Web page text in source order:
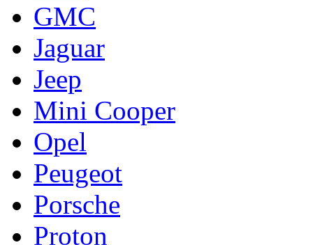
GMC
Jaguar
Jeep
Mini Cooper
Opel
Peugeot
Porsche
Proton